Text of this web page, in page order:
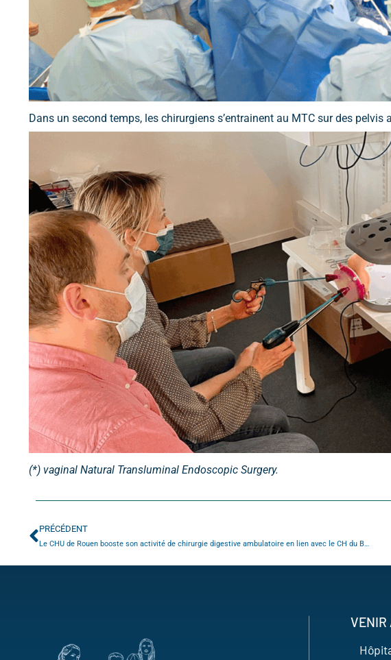
Dans un second temps, les chirurgiens s’entrainent au MTC sur des
(*) vaginal Natural Transluminal Endoscopic Surgery.
PRÉCÉDENT
Le CHU de Rouen booste son activité de chirurgie digestive ambulatoire en lien avec le CH du Belvédère
VENIR